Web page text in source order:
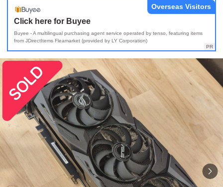
Click here for Buyee
Buyee - A multilingual purchasing agent service operated by tenso, featuring items
from JDirectItems Fleamarket (provided by LY Corporation)
Overseas Visitors